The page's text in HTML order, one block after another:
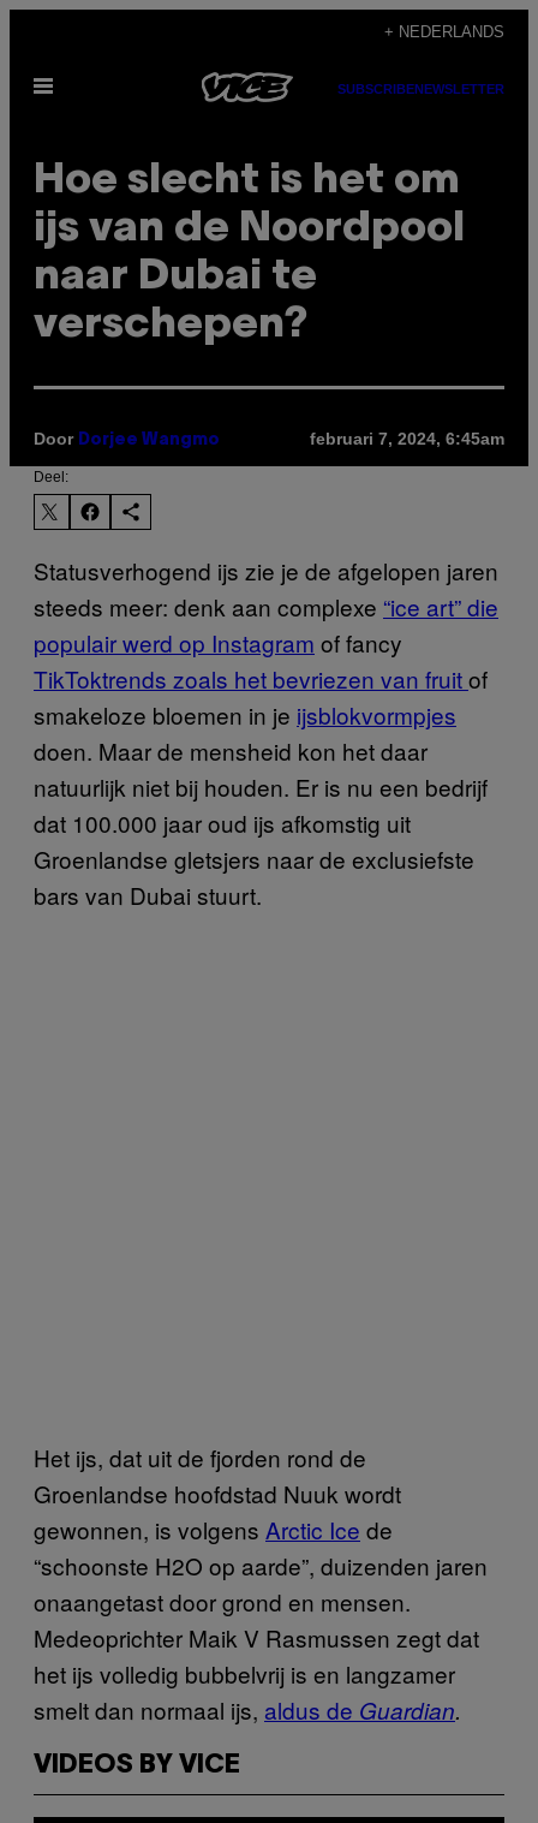
de
+ NEDERLANDS
Open
SUBSCRIBENEWSLETTER
Hoe slecht is het om
ijs van de Noordpool
naar Dubai te
verschepen?
Door Dorjee Wangmo februari 7, 2024, 6:45am
Deel:
Statusverhogend ijs zie je de afgelopen jaren
steeds meer: denk aan complexe “ice art” die
populair werd op Instagram of fancy
TikToktrends zoals het bevriezen van fruitof
smakeloze bloemen in je ijsblokvormpjes
doen. Maar de mensheid kon het daar
natuurlijk niet bij houden. Er is nu een bedrijf
dat 100.000 jaar oud ijs afkomstig uit
Groenlandse gletsjers naar de exclusiefste
bars van Dubai stuurt.
Het ijs, dat uit de fjorden rond de
Groenlandse hoofdstad Nuuk wordt
gewonnen, is volgens Arctic Ice de
“schoonste H2O op aarde”, duizenden jaren
onaangetast door grond en mensen.
Medeoprichter Maik V Rasmussen zegt dat
het ijs volledig bubbelvrij is en langzamer
smelt dan normaal ijs, aldus de Guardian.
VIDEOS BY VICE